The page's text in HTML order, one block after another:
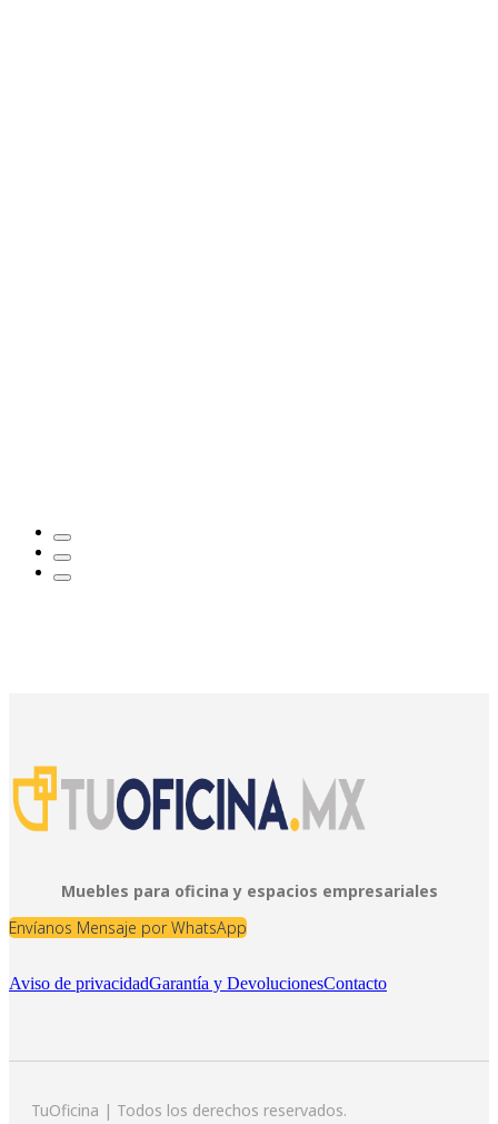
Muebles para oficina y espacios empresariales
Envíanos Mensaje por WhatsApp
Aviso de privacidadGarantía y DevolucionesContacto
TuOficina | Todos los derechos reservados.